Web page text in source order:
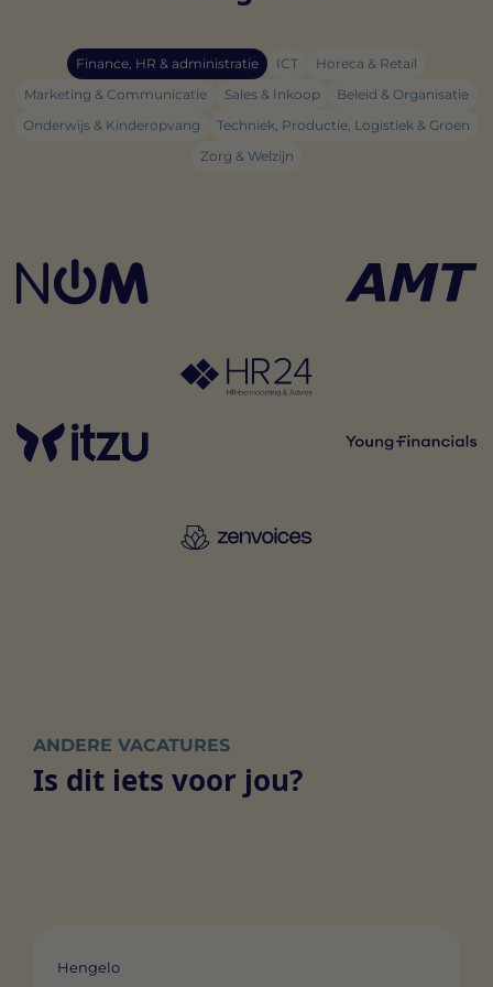
Finance, HR & administratie ICT
Horeca & Retail
Marketing & Communicatie
Sales & Inkoop
Beleid & Organisatie
Onderwijs & Kinderopvang
Techniek, Productie, Logistiek & Groen
Zorg & Welzijn
ANDERE VACATURES
Is dit iets voor jou?
Hengelo